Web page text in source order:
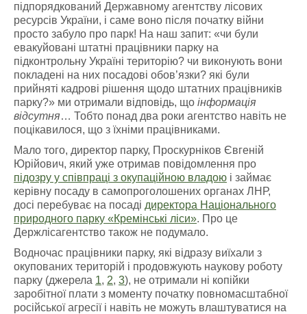
підпорядкований Державному агентству лісових
ресурсів України, і саме воно після початку війни
просто забуло про парк! На наш запит: «чи були
евакуйовані штатні працівники парку на
підконтрольну Україні територію? чи виконують вони
покладені на них посадові обов’язки? які були
прийняті кадрові рішення щодо штатних працівників
парку?» ми отримали відповідь, що інформація
відсутня… Тобто понад два роки агентство навіть не
поцікавилося, що з їхніми працівниками.
Мало того, директор парку, Проскурніков Євгеній
Юрійович, який уже отримав повідомлення про
підозру у співпраці з окупаційною владою і займає
керівну посаду в самопроголошених органах ЛНР,
досі перебуває на посаді директора Національного
природного парку «Кремінські ліси». Про це
Держлісагентство також не подумало.
Водночас працівники парку, які відразу виїхали з
окупованих територій і продовжують наукову роботу
парку (джерела 1, 2, 3), не отримали ні копійки
заробітної плати з моменту початку повномасштабної
російської агресії і навіть не можуть влаштуватися на